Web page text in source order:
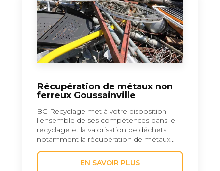
Récupération de métaux non
ferreux Goussainville
BG Recyclage met à votre disposition
l'ensemble de ses compétences dans le
recyclage et la valorisation de déchets
notamment la récupération de métaux...
EN SAVOIR PLUS